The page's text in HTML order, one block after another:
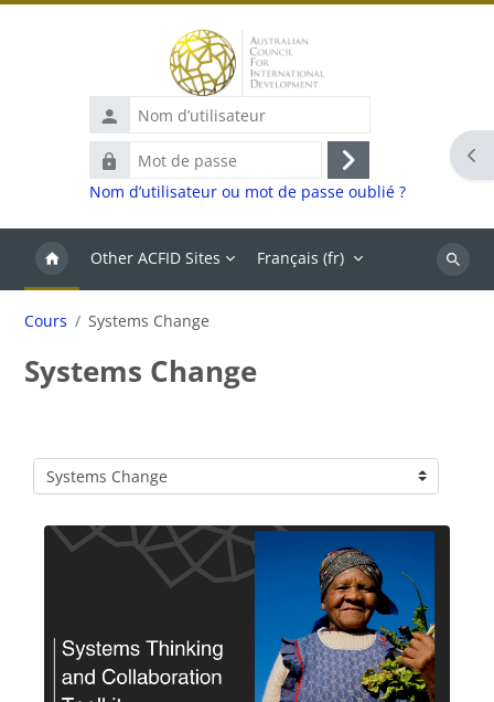
Nom
d’utilisateur
Mot
de
Connexion
Nom d’utilisateur ou mot de passe oublié ?
Other ACFID Sites Français ‎(fr)‎
Cours Systems Change
Systems Change
Catégories de cours